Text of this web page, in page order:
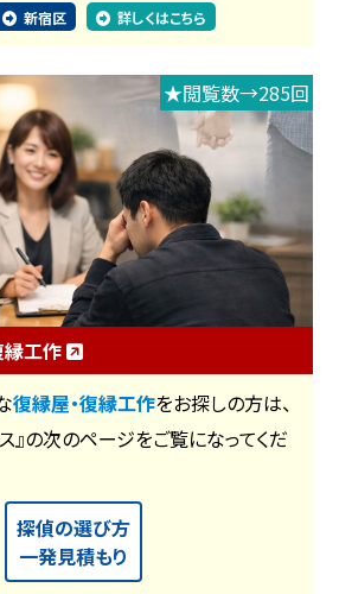
新宿区 詳しくはこちら
★閲覧数→285回
縁工作
復縁屋・復縁工作をお探しの方は、
』の次のページをご覧になってくだ
探偵の選び方
一発見積もり